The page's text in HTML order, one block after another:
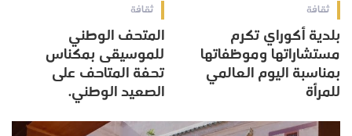
ثقافة
بلدية أكوراي تكرم
مستشاراتها وموظفاتها
بمناسبة اليوم العالمي
للمرأة
ثقافة
المتحف الوطني
للموسيقى بمكناس
تحفة المتاحف على
الصعيد الوطني.